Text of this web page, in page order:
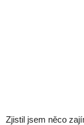
Zjistil jsem něco